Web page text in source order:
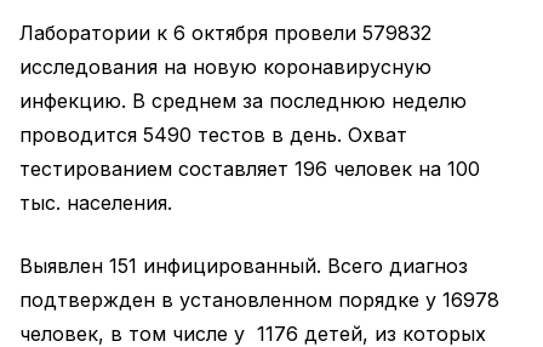
Лаборатории к 6 октября провели 579832
исследования на новую коронавирусную
инфекцию. В среднем за последнюю неделю
проводится 5490 тестов в день. Охват
тестированием составляет 196 человек на 100
тыс. населения.
Выявлен 151 инфицированный. Всего диагноз
подтвержден в установленном порядке у 16978
человек, в том числе у 1176 детей, из которых